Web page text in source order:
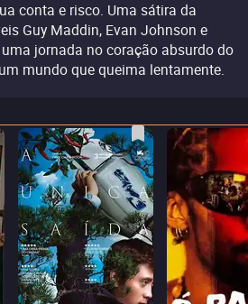
conta e risco. Uma sátira da
Guy Maddin, Evan Johnson e
jornada no coração absurdo do
mundo que queima lentamente.